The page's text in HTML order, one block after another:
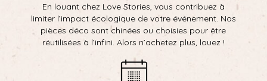
En louant chez Love Stories, vous contribuez à
limiter l’impact écologique de votre événement. Nos
pièces déco sont chinées ou choisies pour être
réutilisées à l’infini. Alors n’achetez plus, louez !